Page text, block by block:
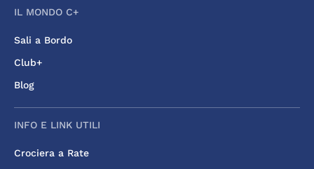
IL MONDO C+
Sali a Bordo
Club+
Blog
INFO E LINK UTILI
Crociera a Rate